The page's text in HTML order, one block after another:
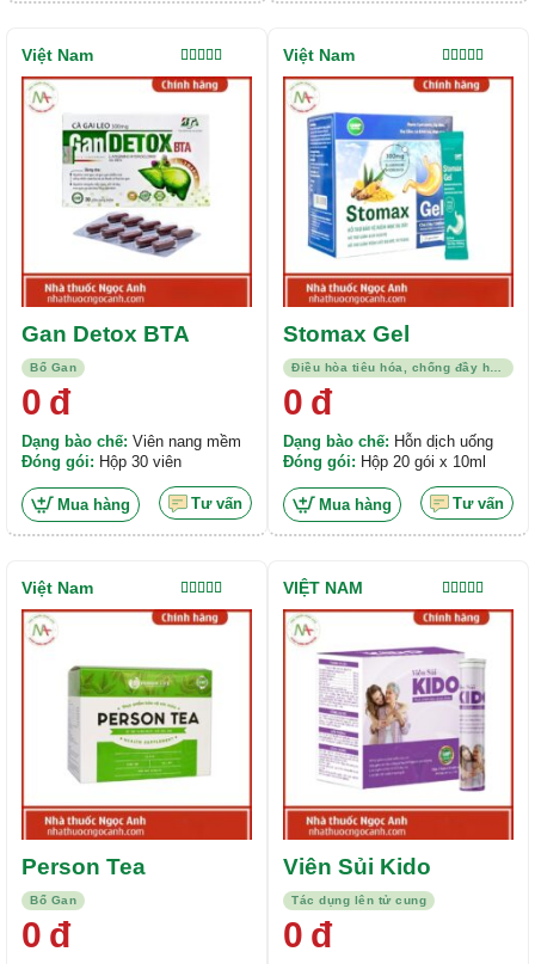
Bổ Gan
Gan Detox BTA
Được xếp
hạng5.00
0 đ
Dạng bào chế: Viên nang mềm
Đóng gói: Hộp 30 viên
Mua hàng Tư vấn
Việt Nam
Điều hòa tiêu hóa, chống đầy hơi, kháng viêm
Stomax Gel
Được xếp
hạng4.00
0 đ
Dạng bào chế: Hỗn dịch uống
Đóng gói: Hộp 20 gói x 10ml
Mua hàng Tư vấn
Việt Nam
Bổ Gan
Person Tea
Được xếp
hạng5.00
0 đ
Việt Nam
Tác dụng lên tử cung
Viên Sủi Kido
Được xếp
hạng4.00
0 đ
VIỆT NAM